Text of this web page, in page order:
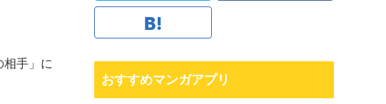
相手」に
おすすめマンガアプリ